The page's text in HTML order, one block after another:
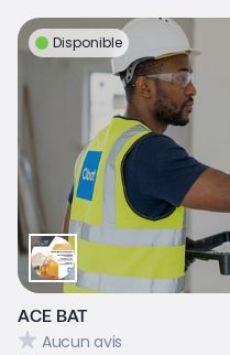
Disponible
ACE BAT
Aucun avis